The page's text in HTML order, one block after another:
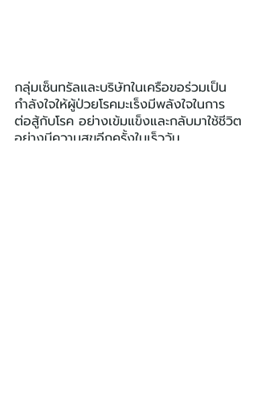
กลุ่มเซ็นทรัลและบริษัทในเครือขอร่วมเป็น
กำลังใจให้ผู้ป่วยโรคมะเร็งมีพลังใจในการ
ต่อสู้กับโรค อย่างเข้มแข็งและกลับมาใช้ชีวิต
อย่างมีความสุขอีกครั้งในเร็ววัน